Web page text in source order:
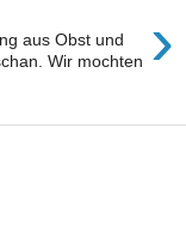
›
aus Obst und
Wir mochten